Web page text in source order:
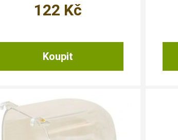
122 Kč